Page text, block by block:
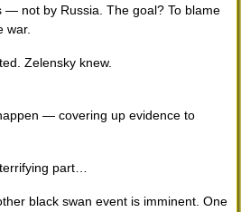
— not by Russia. The goal? To blame
war.
Zelensky knew.
— covering up evidence to
terrifying part…
black swan event is imminent. One